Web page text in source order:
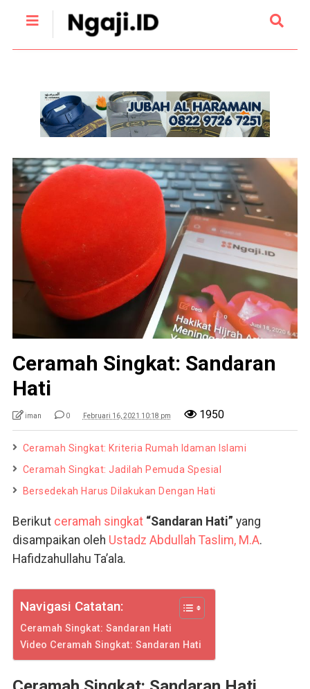
Ceramah Singkat: Sandaran
Hati
iman 0 Februari 16, 2021 10:18 pm 1950
Ceramah Singkat: Kriteria Rumah Idaman Islami
Ceramah Singkat: Jadilah Pemuda Spesial
Bersedekah Harus Dilakukan Dengan Hati
Berikut ceramah singkat “Sandaran Hati” yang
disampaikan oleh Ustadz Abdullah Taslim, M.A.
Hafidzahullahu Ta’ala.
Navigasi Catatan:
Ceramah Singkat: Sandaran Hati
Video Ceramah Singkat: Sandaran Hati